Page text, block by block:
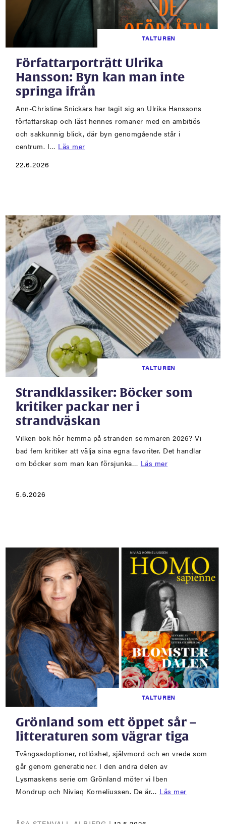
TALTUREN
Författarporträtt Ulrika
Hansson: Byn kan man inte
springa ifrån
Ann-Christine Snickars har tagit sig an Ulrika Hanssons
författarskap och läst hennes romaner med en ambitiös
och sakkunnig blick, där byn genomgående står i
centrum. I… Läs mer
22.6.2026
TALTUREN
Strandklassiker: Böcker som
kritiker packar ner i
strandväskan
Vilken bok hör hemma på stranden sommaren 2026? Vi
bad fem kritiker att välja sina egna favoriter. Det handlar
om böcker som man kan försjunka… Läs mer
5.6.2026
TALTUREN
Grönland som ett öppet sår –
litteraturen som vägrar tiga
Tvångsadoptioner, rotlöshet, självmord och en vrede som
går genom generationer. I den andra delen av
Lysmaskens serie om Grönland möter vi Iben
Mondrup och Niviaq Korneliussen. De är… Läs mer